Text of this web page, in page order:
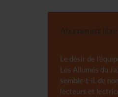
Abonnement libre
Le désir de
Les Allumés du
semble-t-il, de
lecteurs et